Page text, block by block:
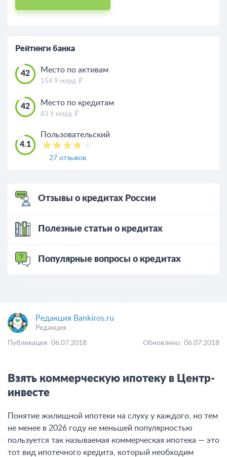
Рейтинги банка
42 Место по активам
154.9 млрд
42 Место по кредитам
83.9 млрд
4.1
Пользовательский
27 отзывов
Отзывы о кредитах России
Полезные статьи о кредитах
Популярные вопросы о кредитах
Редакция Bankiros.ru
Редакция
Публикация: 06.07.2018 Обновлено: 06.07.2018
Взять коммерческую ипотеку в Центр-
инвесте
Понятие жилищной ипотеки на слуху у каждого, но тем
не менее в 2026 году не меньшей популярностью
пользуется так называемая коммерческая ипотека — это
тот вид ипотечного кредита, который необходим